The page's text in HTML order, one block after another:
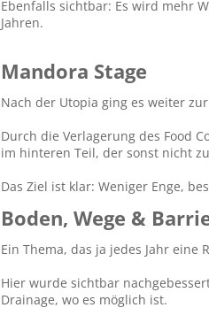
Ebenfalls sichtbar: Es wird mehr
Jahren.
Mandora Stage​
Nach der Utopia ging es weiter
Durch die Verlagerung des Food
im hinteren Teil, der sonst nicht
Das Ziel ist klar: Weniger Enge,
Boden, Wege &
Ein Thema, das ja jedes Jahr eine
Hier wurde sichtbar
Drainage, wo es möglich ist.